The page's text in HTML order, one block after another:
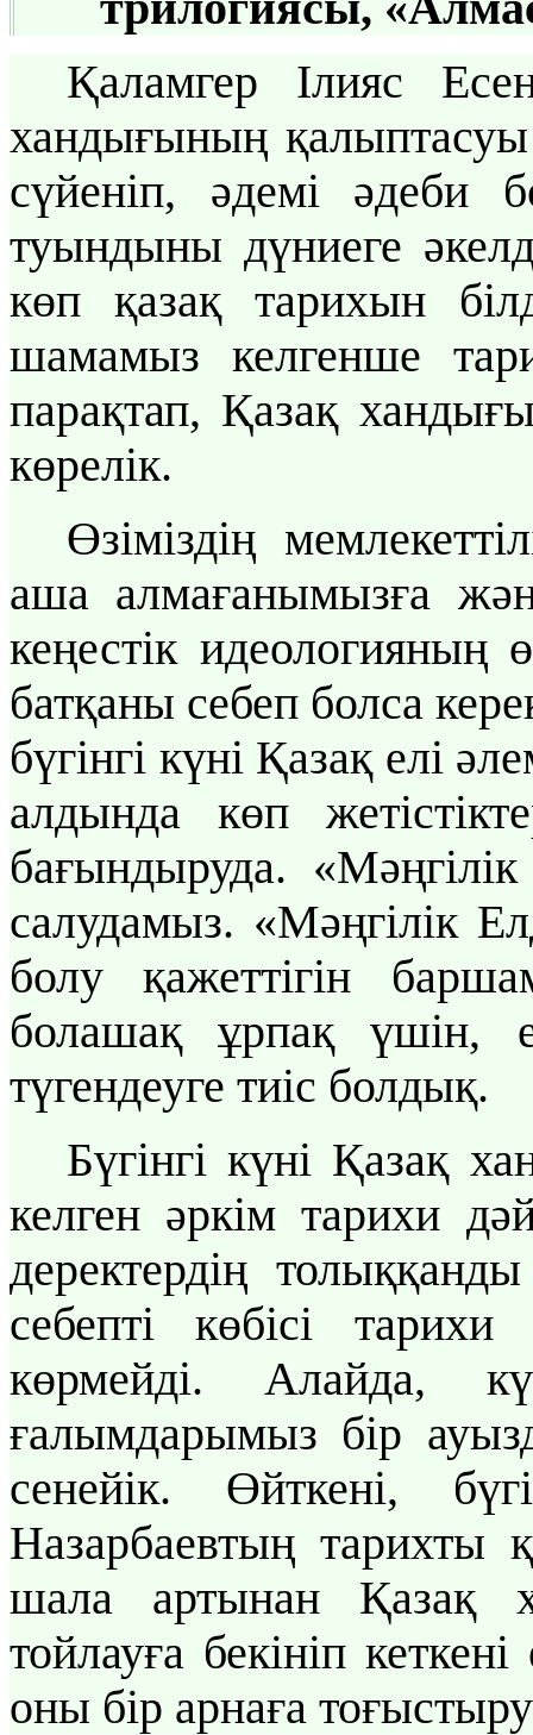
Қаламгер Ілияс
хандығының қалыптасуы
сүйеніп, әдемі әдеби
туындыны дүниеге
көп қазақ тарихын
шамамыз келгенше
парақтап, Қазақ
көрелік.
Өзіміздің
аша алмағанымызға
кеңестік
батқаны себеп болса
бүгінгі күні Қазақ елі
алдында көп
бағындыруда.
салудамыз. «Мәңгілік
болу қажеттігін
болашақ ұрпақ үшін,
түгендеуге тиіс болдық.
Бүгінгі күні Қазақ
келген әркім тарихи
деректердің
себепті көбісі
көрмейді. Алайда,
ғалымдарымыз бір
сенейік. Өйткені,
Назарбаевтың тарихты
шала артынан Қазақ
тойлауға бекініп
оны бір арнаға